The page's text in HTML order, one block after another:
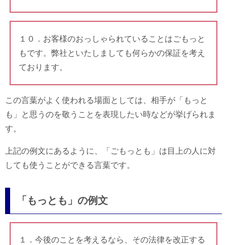
１０．お客様のおっしゃられていることはごもっと
もです。弊社といたしましても何らかの保証を考え
ております。
この言葉がよく使われる場面としては、相手が「もっと
も」と思うのを敬うことを表現したい時などが挙げられま
す。
上記の例文にあるように、「ごもっとも」は目上の人に対
しても使うことができる言葉です。
「もっとも」の例文
１．今後のことを考えるなら、その法律を改正する